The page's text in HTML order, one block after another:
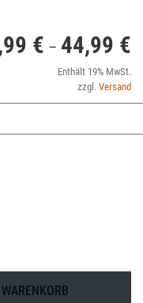
€ – 44,99 €
Enthält 19% MwSt.
zzgl. Versand